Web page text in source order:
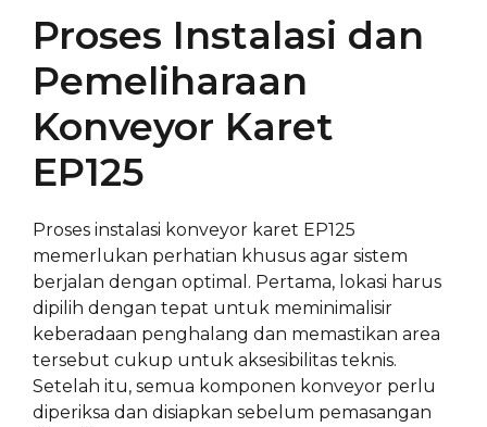
Proses Instalasi dan
Pemeliharaan
Konveyor Karet
EP125
Proses instalasi konveyor karet EP125
memerlukan perhatian khusus agar sistem
berjalan dengan optimal. Pertama, lokasi harus
dipilih dengan tepat untuk meminimalisir
keberadaan penghalang dan memastikan area
tersebut cukup untuk aksesibilitas teknis.
Setelah itu, semua komponen konveyor perlu
diperiksa dan disiapkan sebelum pemasangan